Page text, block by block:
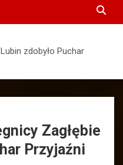
zdobyło Puchar
Zagłębie
Przyjaźni